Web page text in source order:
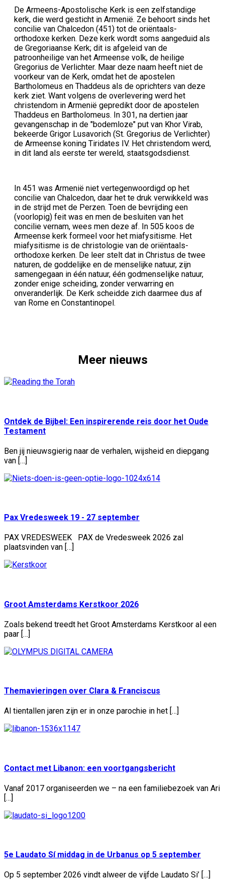
De Armeens-Apostolische Kerk is een zelfstandige
kerk, die werd gesticht in Armenië. Ze behoort sinds het
concilie van Chalcedon (451) tot de oriëntaals-
orthodoxe kerken. Deze kerk wordt soms aangeduid als
de Gregoriaanse Kerk; dit is afgeleid van de
patroonheilige van het Armeense volk, de heilige
Gregorius de Verlichter. Maar deze naam heeft niet de
voorkeur van de Kerk, omdat het de apostelen
Bartholomeus en Thaddeus als de oprichters van deze
kerk ziet. Want volgens de overlevering werd het
christendom in Armenië gepredikt door de apostelen
Thaddeus en Bartholomeus. In 301, na dertien jaar
gevangenschap in de "bodemloze" put van Khor Virab,
bekeerde Grigor Lusavorich (St. Gregorius de Verlichter)
de Armeense koning Tiridates IV. Het christendom werd,
in dit land als eerste ter wereld, staatsgodsdienst.
In 451 was Armenië niet vertegenwoordigd op het
concilie van Chalcedon, daar het te druk verwikkeld was
in de strijd met de Perzen. Toen de bevrijding een
(voorlopig) feit was en men de besluiten van het
concilie vernam, wees men deze af. In 505 koos de
Armeense kerk formeel voor het miafysitisme. Het
miafysitisme is de christologie van de oriëntaals-
orthodoxe kerken. De leer stelt dat in Christus de twee
naturen, de goddelijke en de menselijke natuur, zijn
samengegaan in één natuur, één godmenselijke natuur,
zonder enige scheiding, zonder verwarring en
onveranderlijk. De Kerk scheidde zich daarmee dus af
van Rome en Constantinopel.
Meer nieuws
Ontdek de Bijbel: Een inspirerende reis door het Oude
Testament
Ben jij nieuwsgierig naar de verhalen, wijsheid en diepgang
van […]
Pax Vredesweek 19 - 27 september
PAX VREDESWEEK PAX de Vredesweek 2026 zal
plaatsvinden van […]
Groot Amsterdams Kerstkoor 2026
Zoals bekend treedt het Groot Amsterdams Kerstkoor al een
paar […]
Themavieringen over Clara & Franciscus
Al tientallen jaren zijn er in onze parochie in het […]
Contact met Libanon: een voortgangsbericht
Vanaf 2017 organiseerden we – na een familiebezoek van Ari
[…]
5e Laudato Sí middag in de Urbanus op 5 september
Op 5 september 2026 vindt alweer de vijfde Laudato Si’ […]